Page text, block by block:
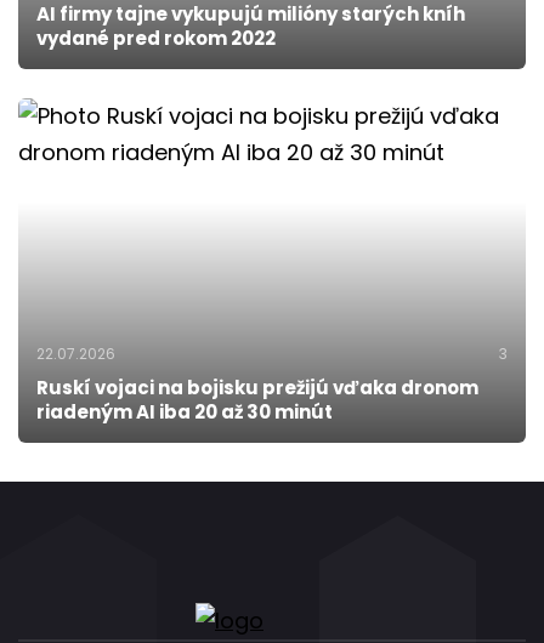
AI firmy tajne vykupujú milióny starých kníh
vydané pred rokom 2022
22.07.2026 3
Ruskí vojaci na bojisku prežijú vďaka dronom
riadeným AI iba 20 až 30 minút